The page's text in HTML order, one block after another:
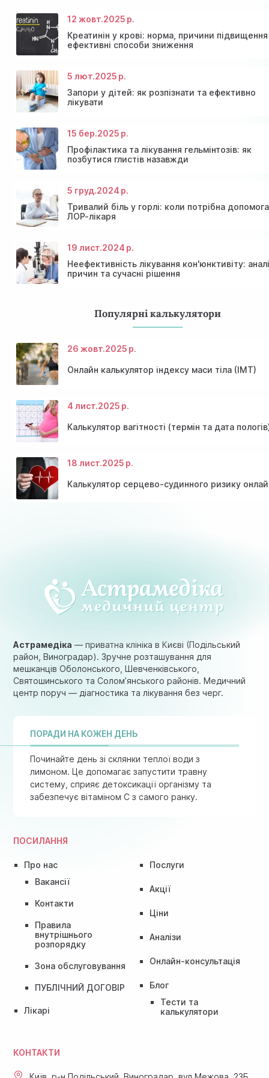
Знижки та акції на масаж у Київі
Консультація ендокринолога та діагностика
залози
Діагностика щитовидної залози
Акція: 20% знижки на консультації лікарів!
12 жовт.2025 р.
Креатинін у крові: норма, причини
ефективні способи зниження
5 лют.2025 р.
Запори у дітей: як розпізнати та ефективно
лікувати
15 бер.2025 р.
Профілактика та лікування гельмінтозів: як
позбутися глистів назавжди
5 груд.2024 р.
Тривалий біль у горлі: коли потрібна допомога
ЛОР-лікаря
19 лист.2024 р.
Неефективність лікування кон'юнктивіту:
причин та сучасні рішення
Популярні калькулятори
26 жовт.2025 р.
Онлайн калькулятор індексу маси тіла (ІМТ)
4 лист.2025 р.
Калькулятор вагітності (термін та дата
18 лист.2025 р.
Калькулятор серцево-судинного ризику
ПОСИЛАННЯ
Про нас
Вакансії
Контакти
Правила
внутрішнього
розпорядку
Зона обслуговування
ПУБЛІЧНИЙ ДОГОВІР
Лікарі
Послуги
Акції
Ціни
Аналізи
Онлайн-консультація
Блог
Тести та
калькулятори
Астрамедіка — приватна клініка в Києві (Подільський
район, Виноградар). Зручне розташування для
мешканців Оболонського, Шевченківського,
Святошинського та Солом’янського районів. Медичний
центр поруч — діагностика та лікування без черг.
ПОРАДИ НА КОЖЕН ДЕНЬ
Починайте день зі склянки теплої води з
лимоном. Це допомагає запустити травну
систему, сприяє детоксикації організму та
забезпечує вітаміном C з самого ранку.
КОНТАКТИ